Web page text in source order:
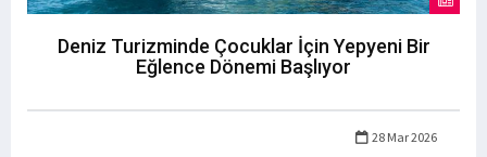
Deniz Turizminde Çocuklar İçin Yepyeni Bir
Eğlence Dönemi Başlıyor
28 Mar 2026